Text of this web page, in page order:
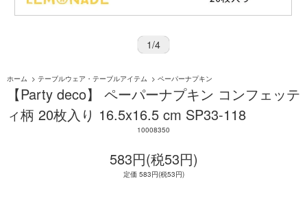
1/4
ホーム > テーブルウェア・テーブルアイテム > ペーパーナプキン
【Party deco】 ペーパーナプキン コンフェッテ
ィ柄 20枚入り 16.5x16.5 cm SP33-118
10008350
583円(税53円)
定価 583円(税53円)